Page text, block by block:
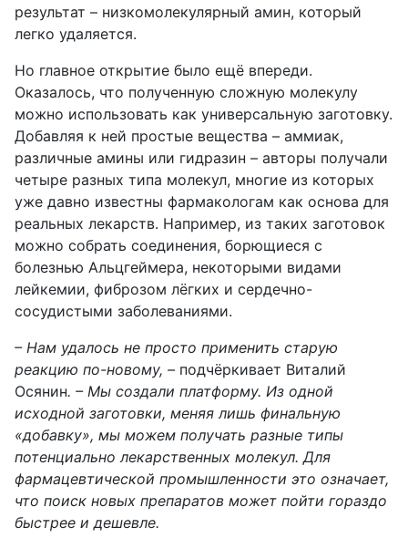
результат – низкомолекулярный амин, который
легко удаляется.
Но главное открытие было ещё впереди.
Оказалось, что полученную сложную молекулу
можно использовать как универсальную заготовку.
Добавляя к ней простые вещества – аммиак,
различные амины или гидразин – авторы получали
четыре разных типа молекул, многие из которых
уже давно известны фармакологам как основа для
реальных лекарств. Например, из таких заготовок
можно собрать соединения, борющиеся с
болезнью Альцгеймера, некоторыми видами
лейкемии, фиброзом лёгких и сердечно-
сосудистыми заболеваниями.
– Нам удалось не просто применить старую
реакцию по-новому, – подчёркивает Виталий
Осянин. – Мы создали платформу. Из одной
исходной заготовки, меняя лишь финальную
«добавку», мы можем получать разные типы
потенциально лекарственных молекул. Для
фармацевтической промышленности это означает,
что поиск новых препаратов может пойти гораздо
быстрее и дешевле.